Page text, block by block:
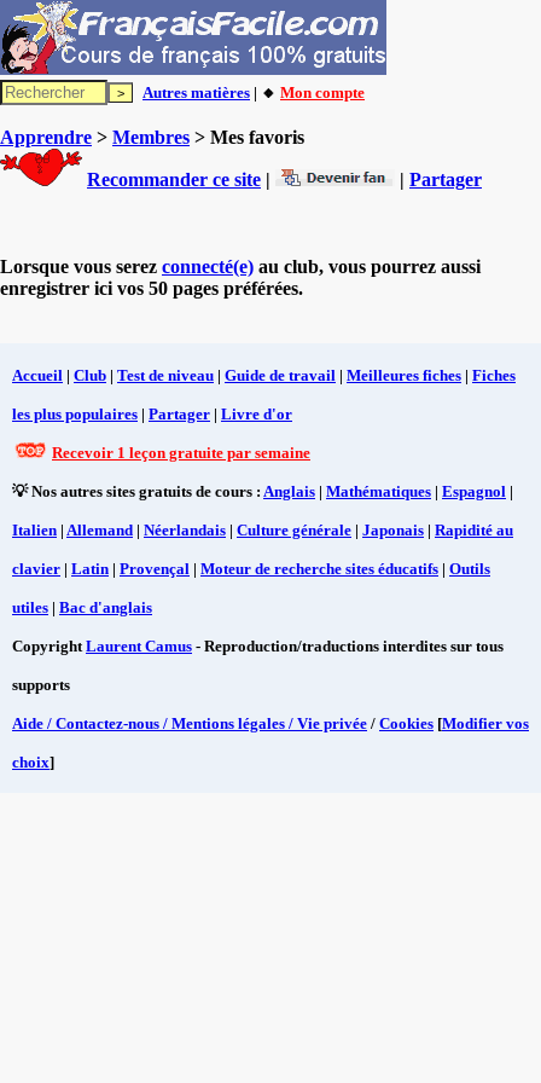
Autres matières | 🔸 Mon compte
Apprendre > Membres > Mes favoris
Recommander ce site | | Partager
Lorsque vous serez connecté(e) au club, vous pourrez aussi
enregistrer ici vos 50 pages préférées.
Accueil | Club | Test de niveau | Guide de travail | Meilleures fiches | Fiches
les plus populaires | Partager | Livre d'or
Recevoir 1 leçon gratuite par semaine
💡 Nos autres sites gratuits de cours : Anglais | Mathématiques | Espagnol |
Italien | Allemand | Néerlandais | Culture générale | Japonais | Rapidité au
clavier | Latin | Provençal | Moteur de recherche sites éducatifs | Outils
utiles | Bac d'anglais
CopyrightLaurent Camus - Reproduction/traductions interdites sur tous
supports
Aide / Contactez-nous / Mentions légales / Vie privée / Cookies [Modifier vos
choix]